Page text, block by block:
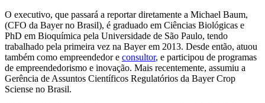
O executivo, que passará a reportar diretamente a Michael Baum,
(CFO da Bayer no Brasil), é graduado em Ciências Biológicas e
PhD em Bioquímica pela Universidade de São Paulo, tendo
trabalhado pela primeira vez na Bayer em 2013. Desde então, atuou
também como empreendedor e consultor, e participou de programas
de empreendedorismo e inovação. Mais recentemente, assumiu a
Gerência de Assuntos Científicos Regulatórios da Bayer Crop
Sciense no Brasil.